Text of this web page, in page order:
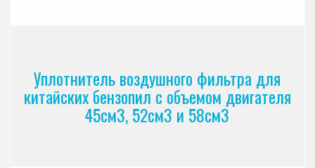
Уплотнитель воздушного фильтра для
китайских бензопил с объемом двигателя
45см3, 52см3 и 58см3